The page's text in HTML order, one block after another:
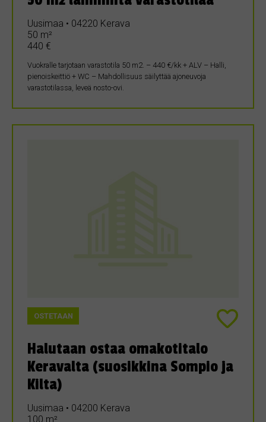
Uusimaa • 04220 Kerava
50 m²
440 €
Vuokralle tarjotaan varastotila 50 m2. – 440 €/kk + ALV – Halli,
pienoiskeittiö + WC – Mahdollisuus säilyttää ajoneuvoja
varastotilassa, leveä nosto-ovi.
OSTETAAN
Halutaan ostaa omakotitalo
Keravalta (suosikkina Sompio ja
Kilta)
Uusimaa • 04200 Kerava
100 m²